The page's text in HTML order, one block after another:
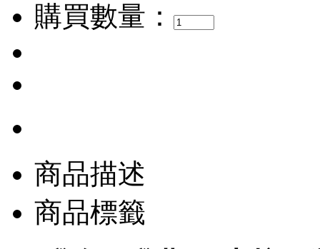
購買數量：
商品描述
商品標籤